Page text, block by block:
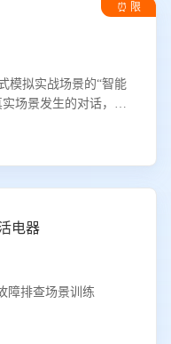
⏰ 限
模拟实战场景的“智能
场景发生的对话，企
电器
障排查场景训练